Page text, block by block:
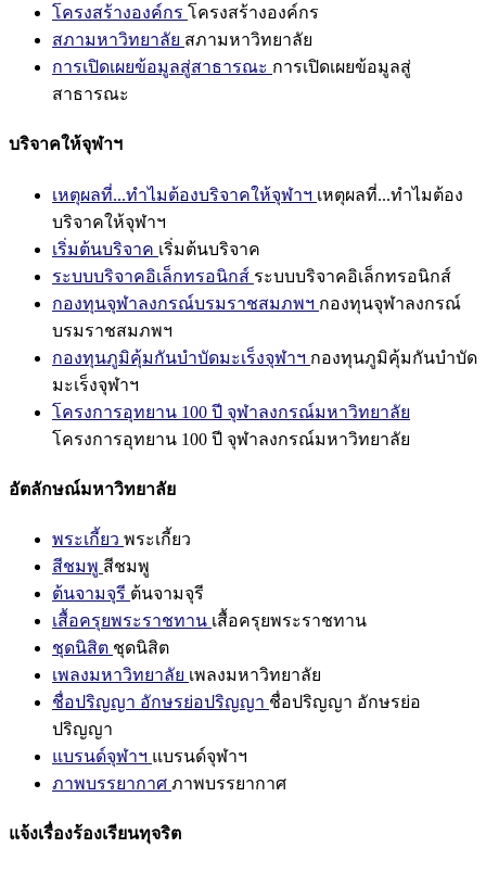
โครงสร้างองค์กร โครงสร้างองค์กร
สภามหาวิทยาลัย สภามหาวิทยาลัย
การเปิดเผยข้อมูลสู่สาธารณะ การเปิดเผยข้อมูลสู่
สาธารณะ
บริจาคให้จุฬาฯ
เหตุผลที่...ทำไมต้องบริจาคให้จุฬาฯ เหตุผลที่...ทำไมต้อง
บริจาคให้จุฬาฯ
เริ่มต้นบริจาค เริ่มต้นบริจาค
ระบบบริจาคอิเล็กทรอนิกส์ ระบบบริจาคอิเล็กทรอนิกส์
กองทุนจุฬาลงกรณ์บรมราชสมภพฯ กองทุนจุฬาลงกรณ์
บรมราชสมภพฯ
กองทุนภูมิคุ้มกันบำบัดมะเร็งจุฬาฯ กองทุนภูมิคุ้มกันบำบัด
มะเร็งจุฬาฯ
โครงการอุทยาน 100 ปี จุฬาลงกรณ์มหาวิทยาลัย
โครงการอุทยาน 100 ปี จุฬาลงกรณ์มหาวิทยาลัย
อัตลักษณ์มหาวิทยาลัย
พระเกี้ยว พระเกี้ยว
สีชมพู สีชมพู
ต้นจามจุรี ต้นจามจุรี
เสื้อครุยพระราชทาน เสื้อครุยพระราชทาน
ชุดนิสิต ชุดนิสิต
เพลงมหาวิทยาลัย เพลงมหาวิทยาลัย
ชื่อปริญญา อักษรย่อปริญญา ชื่อปริญญา อักษรย่อ
ปริญญา
แบรนด์จุฬาฯ แบรนด์จุฬาฯ
ภาพบรรยากาศ ภาพบรรยากาศ
แจ้งเรื่องร้องเรียนทุจริต